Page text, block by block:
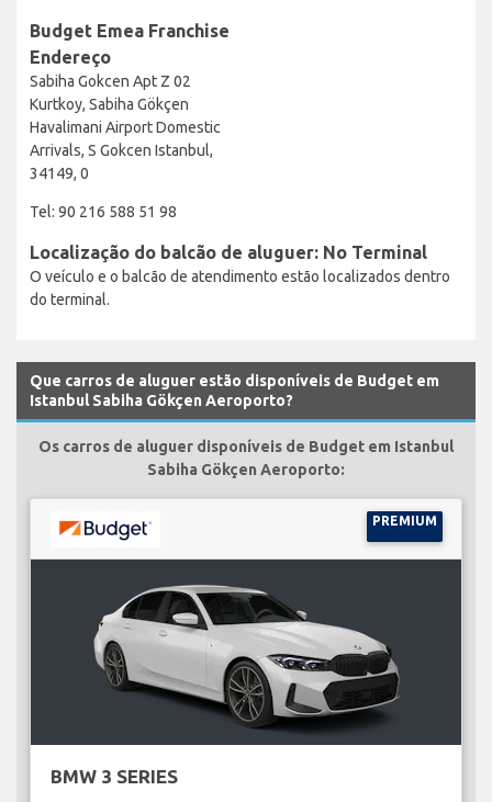
Budget Emea Franchise
Endereço
Sabiha Gokcen Apt Z 02
Kurtkoy, Sabiha Gökçen
Havalimani Airport Domestic
Arrivals, S Gokcen Istanbul,
34149, 0
Tel: 90 216 588 51 98
Localização do balcão de aluguer: No Terminal
O veículo e o balcão de atendimento estão localizados dentro
do terminal.
Que carros de aluguer estão disponíveis de Budget em
Istanbul Sabiha Gökçen Aeroporto?
Os carros de aluguer disponíveis de Budget em Istanbul
Sabiha Gökçen Aeroporto:
PREMIUM
BMW 3 SERIES